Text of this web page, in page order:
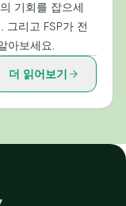
기회를 잡으세
그리고 FSP가 전
아보세요.
더 읽어보기